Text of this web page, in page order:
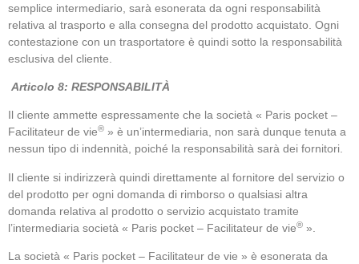
semplice intermediario, sarà esonerata da ogni responsabilità
relativa al trasporto e alla consegna del prodotto acquistato. Ogni
contestazione con un trasportatore è quindi sotto la responsabilità
esclusiva del cliente.
Articolo 8: RESPONSABILITÀ
Il cliente ammette espressamente che la società « Paris pocket –
Facilitateur de vie® » è un’intermediaria, non sarà dunque tenuta a
nessun tipo di indennità, poiché la responsabilità sarà dei fornitori.
Il cliente si indirizzerà quindi direttamente al fornitore del servizio o
del prodotto per ogni domanda di rimborso o qualsiasi altra
domanda relativa al prodotto o servizio acquistato tramite
l’intermediaria società « Paris pocket – Facilitateur de vie® ».
La società « Paris pocket – Facilitateur de vie » è esonerata da